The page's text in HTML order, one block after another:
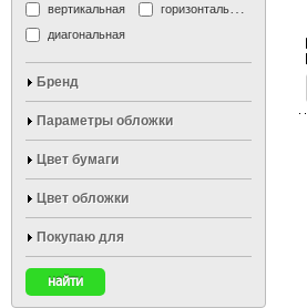
вертикальная
горизонтальная
диагональная
Бренд
Параметры обложки
Цвет бумаги
Цвет обложки
Покупаю для